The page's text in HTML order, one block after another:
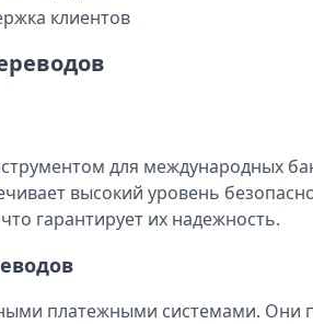
клиентов
для международных
высокий уровень
гарантирует их надежность.
платежными системами. Они